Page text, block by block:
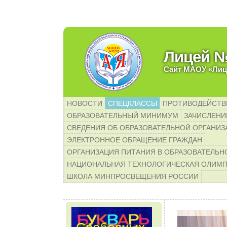
Лицей
Сайт МАОУ
НОВОСТИ СПЕЦКЛАССЫ
ОБРАЗОВАТЕЛЬНЫЙ МИНИМУМ
СВЕДЕНИЯ ОБ ОБРАЗОВАТЕЛЬНОЙ
ЭЛЕКТРОННОЕ ОБРАЩЕНИЕ ГРАЖДАН
ОРГАНИЗАЦИЯ ПИТАНИЯ В
НАЦИОНАЛЬНАЯ ТЕХНОЛОГИЧЕСКАЯ
ШКОЛА МИНПРОСВЕЩЕНИЯ РОССИИ